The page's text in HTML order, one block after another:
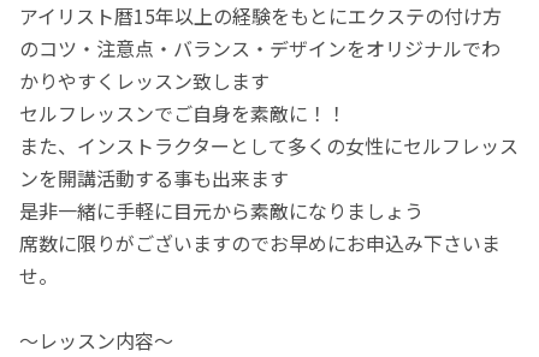
アイリスト暦15年以上の経験をもとにエクステの付け方
のコツ・注意点・バランス・デザインをオリジナルでわ
かりやすくレッスン致します
セルフレッスンでご自身を素敵に！！
また、インストラクターとして多くの女性にセルフレッス
ンを開講活動する事も出来ます
是非一緒に手軽に目元から素敵になりましょう
席数に限りがございますのでお早めにお申込み下さいま
せ。
～レッスン内容～